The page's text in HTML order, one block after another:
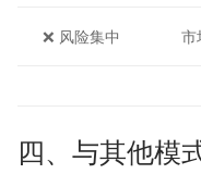
❌ 风险集中 市
四、与其他模